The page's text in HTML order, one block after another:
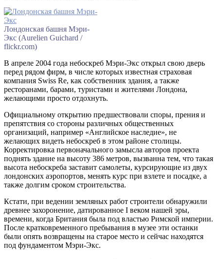
Лондонская башня Мэри-
Экс (Aurelien Guichard /
flickr.com)
В апреле 2004 года небоскреб Мэри-Экс открыл свою дверь
перед рядом фирм, в числе которых известная страховая
компания Swiss Re, как собственник здания, а также
ресторанами, барами, туристами и жителями Лондона,
желающими просто отдохнуть.
Официальному открытию предшествовали споры, прения и
препятствия со стороны различных общественных
организаций, например «Английское наследие», не
желающих видеть небоскреб в этом районе столицы.
Корректировка первоначального замысла авторов проекта
поднять здание на высоту 386 метров, вызванна тем, что такая
высота небоскреба заставит самолеты, курсирующие из двух
лондонских аэропортов, менять курс при взлете и посадке, а
также долгим сроком строительства.
Кстати, при ведении земляных работ строители обнаружили
древнее захоронение, датированное I веком нашей эры,
времени, когда Британия была под властью Римской империи.
После кратковременного пребывания в музее эти останки
были опять возвращены на старое место и сейчас находятся
под фундаментом Мэри-Экс.